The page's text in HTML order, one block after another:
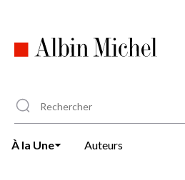
principal
À la Une Auteurs